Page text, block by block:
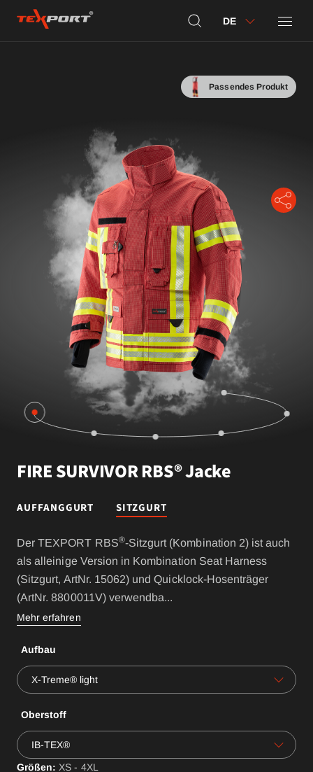
DE
Passendes Produkt
FIRE SURVIVOR RBS® Jacke
AUFFANGGURT SITZGURT
Der TEXPORT RBS®-Sitzgurt (Kombination 2) ist auch
als alleinige Version in Kombination Seat Harness
(Sitzgurt, ArtNr. 15062) und Quicklock-Hosenträger
(ArtNr. 8800011V) verwendba...
Mehr erfahren
X-Treme® light
Aufbau
IB-TEX®
Oberstoff
Größen: XS - 4XL